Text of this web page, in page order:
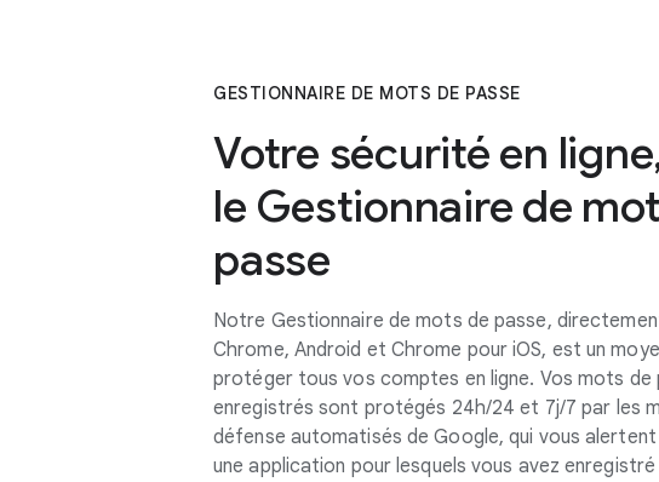
GESTIONNAIRE DE MOTS DE PASSE
Votre sécurité en
le Gestionnaire de
passe
Notre Gestionnaire de mots de passe,
Chrome, Android et Chrome pour iOS, est un
protéger tous vos comptes en ligne. Vos mots de
enregistrés sont protégés 24h/24 et 7j/7 par les
défense automatisés de Google, qui vous alertent
une application pour lesquels vous avez